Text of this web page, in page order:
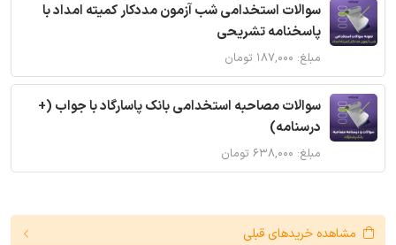
سوالات استخدامی شب آزمون مددکار کمیته امداد با
پاسخنامه تشریحی
مبلغ: ۱۸۷,۰۰۰ تومان
سوالات مصاحبه استخدامی بانک پاسارگاد با جواب (+
درسنامه)
مبلغ: ۶۳۸,۰۰۰ تومان
مشاهده خریدهای قبلی